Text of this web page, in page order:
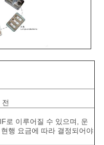
로 이루어질 수 있으며, 운
행 요금에 따라 결정되어야